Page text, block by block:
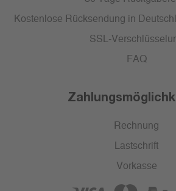
Kostenlose Rücksendung in
SSL-
FAQ
Rechnung
Lastschrift
Vorkasse